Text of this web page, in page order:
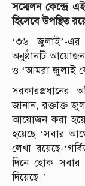
সম্মেলন কেন্দ্রে
হিসেবে উপস্থিত
‘৩৬ জুলাই’-এর
অনুষ্ঠানটি
ও ‘আমরা জুলাই
সরকারপ্রধানের
জানান, রক্তাক্ত
আয়োজন করা
হয়েছে ‘সবার
লেখা রয়েছে-
দিনে হোক সবার
দিয়েছে।’